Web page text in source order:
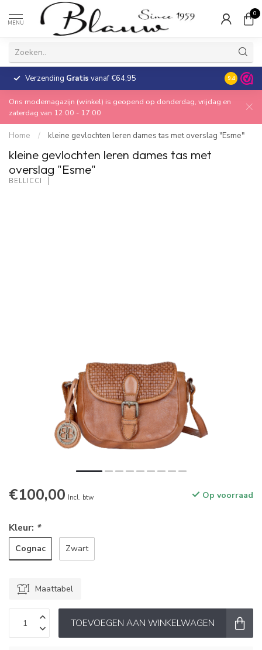
MENU
0
Verzending Gratis vanaf €64,95 30 dagen
9.4
Ons modemagazijn (winkel) is geopend op donderdag, vrijdag en
zaterdag van 12:00 - 17:00
Home / kleine gevlochten leren dames tas met overslag "Esme"
kleine gevlochten leren dames tas met
overslag "Esme"
BELLICCI
€100,00 Incl. btw Op voorraad
Kleur: *
Cognac Zwart
Maattabel
TOEVOEGEN AAN WINKELWAGEN